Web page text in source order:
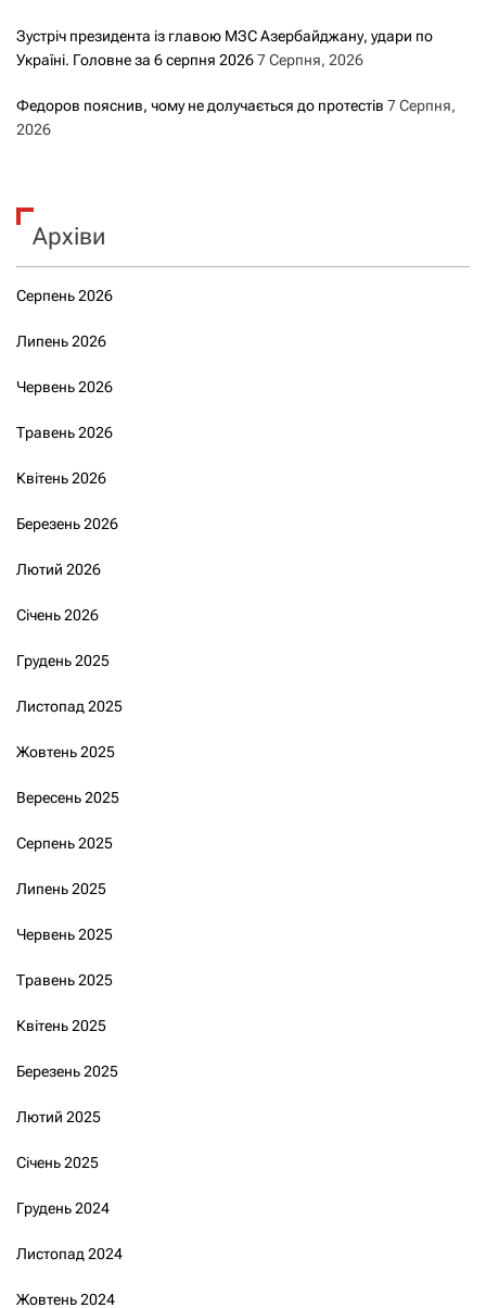
Зустріч президента із главою МЗС Азербайджану, удари по
Україні. Головне за 6 серпня 20267 Серпня, 2026
Федоров пояснив, чому не долучається до протестів 7 Серпня,
2026
Архіви
Серпень 2026
Липень 2026
Червень 2026
Травень 2026
Квітень 2026
Березень 2026
Лютий 2026
Січень 2026
Грудень 2025
Листопад 2025
Жовтень 2025
Вересень 2025
Серпень 2025
Липень 2025
Червень 2025
Травень 2025
Квітень 2025
Березень 2025
Лютий 2025
Січень 2025
Грудень 2024
Листопад 2024
Жовтень 2024